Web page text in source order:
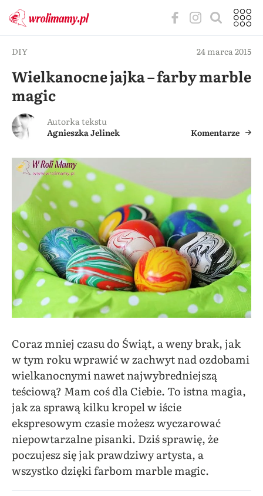
DIY 24 marca 2015
Wielkanocne jajka – farby marble
magic
Autorka tekstu
Agnieszka Jelinek
Komentarze
Coraz mniej czasu do Świąt, a weny brak, jak
w tym roku wprawić w zachwyt nad ozdobami
wielkanocnymi nawet najwybredniejszą
teściową? Mam coś dla Ciebie. To istna magia,
jak za sprawą kilku kropel w iście
ekspresowym czasie możesz wyczarować
niepowtarzalne pisanki. Dziś sprawię, że
poczujesz się jak prawdziwy artysta, a
wszystko dzięki farbom marble magic.